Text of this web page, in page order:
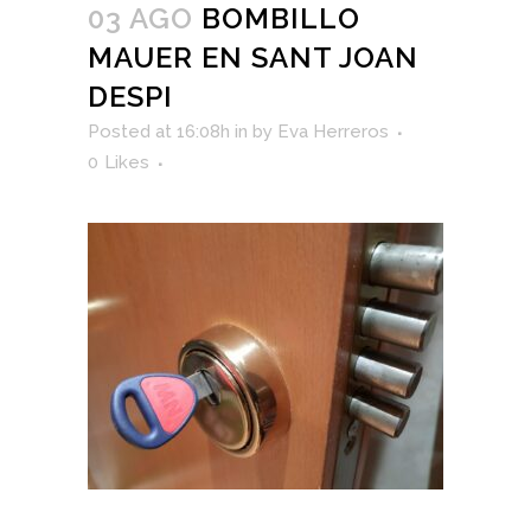
03 AGO BOMBILLO
MAUER EN SANT JOAN
DESPI
Posted at 16:08h in by Eva Herreros
0 Likes